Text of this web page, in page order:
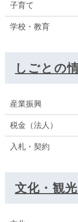
子育て
学校・教育
しごとの
産業振興
税金（法人）
入札・契約
文化・観